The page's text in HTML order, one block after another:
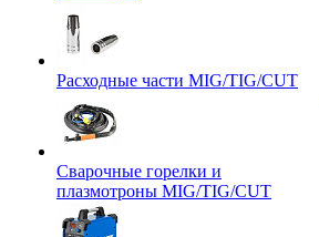
Расходные части MIG/TIG/CUT
Сварочные горелки и
плазмотроны MIG/TIG/CUT